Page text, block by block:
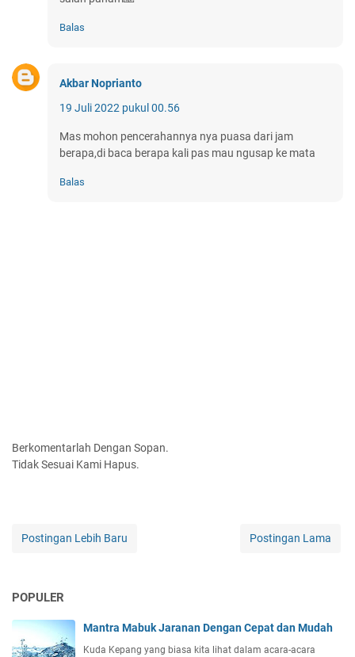
Balas
Akbar Noprianto
19 Juli 2022 pukul 00.56
Mas mohon pencerahannya nya puasa dari jam
berapa,di baca berapa kali pas mau ngusap ke mata
Balas
Berkomentarlah Dengan Sopan.
Tidak Sesuai Kami Hapus.
Postingan Lebih Baru Postingan Lama
POPULER
Mantra Mabuk Jaranan Dengan Cepat dan Mudah
Kuda Kepang yang biasa kita lihat dalam acara-acara